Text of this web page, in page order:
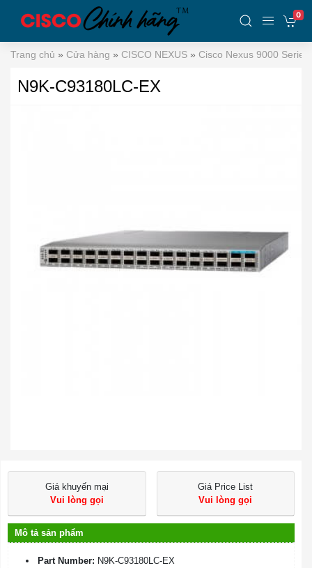
0
Trang chủ » Cửa hàng » CISCO NEXUS » Cisco Nexus 9000 Series
N9K-C93180LC-EX
Giá khuyến mại
Vui lòng gọi
Giá Price List
Vui lòng gọi
Mô tả sản phẩm
Part Number: N9K-C93180LC-EX